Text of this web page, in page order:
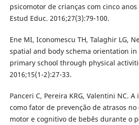
psicomotor de crianças com cinco
Estud Educ. 2016;27(3):79-100.
Ene MI, Iconomescu TH, Talaghir LG,
spatial and body schema orientation
primary school through physical
2016;15(1-2):27-33.
Panceri C, Pereira KRG, Valentini NC.
como fator de prevenção de atrasos
motor e cognitivo de bebês durante o